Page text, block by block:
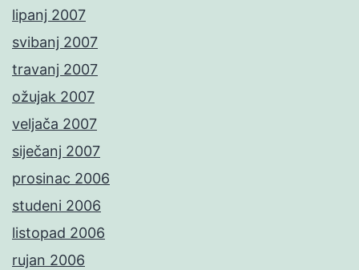
lipanj 2007
svibanj 2007
travanj 2007
ožujak 2007
veljača 2007
siječanj 2007
prosinac 2006
studeni 2006
listopad 2006
rujan 2006